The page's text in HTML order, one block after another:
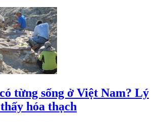
từng sống ở Việt Nam? Lý
hóa thạch